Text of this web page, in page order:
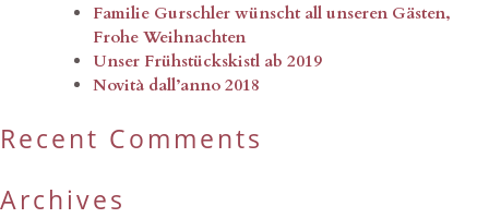
Familie Gurschler wünscht all unseren Gästen,
Frohe Weihnachten
Unser Frühstückskistl ab 2019
Novità dall’anno 2018
Recent Comments
Archives